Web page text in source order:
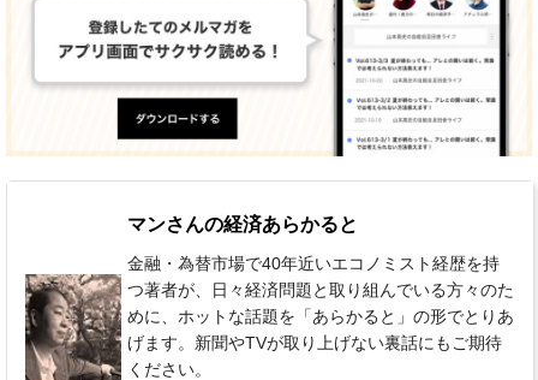
マンさんの経済あらかると
金融・為替市場で40年近いエコノミスト経歴を持
つ著者が、日々経済問題と取り組んでいる方々のた
めに、ホットな話題を「あらかると」の形でとりあ
げます。新聞やTVが取り上げない裏話にもご期待
ください。